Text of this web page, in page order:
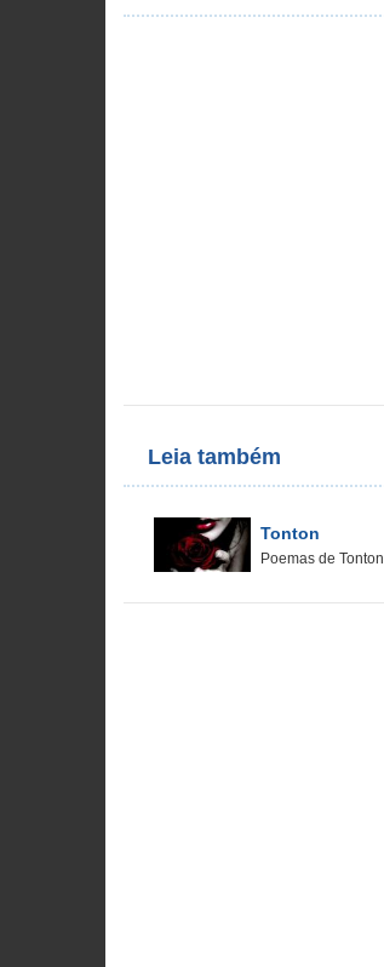
Leia também
Tonton
Poemas de Tonton